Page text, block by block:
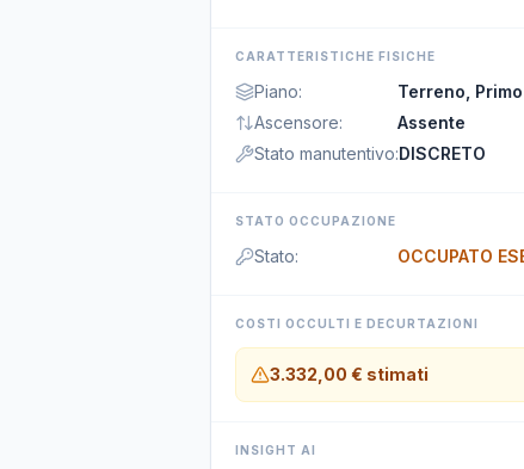
CARATTERISTICHE FISICHE
Piano:
Terreno,
Ascensore:
Assente
Stato manutentivo:DISCRETO
STATO OCCUPAZIONE
Stato: OCCUPATO
COSTI OCCULTI E DECURTAZIONI
3.332,00 € stimati
INSIGHT AI